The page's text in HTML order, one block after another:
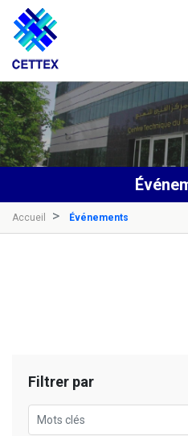
Accueil Événements
Filtrer par